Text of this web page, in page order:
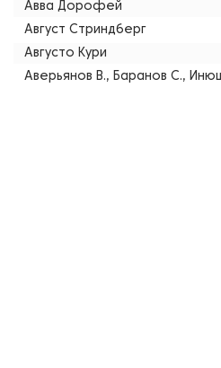
Авва Дорофей
Август Стриндберг
Августо Кури
Аверьянов В., Баранов С.,